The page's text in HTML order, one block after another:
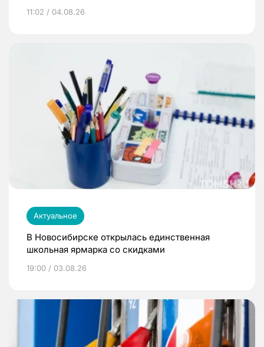
11:02 / 04.08.26
Актуальное
В Новосибирске открылась единственная
школьная ярмарка со скидками
19:00 / 03.08.26